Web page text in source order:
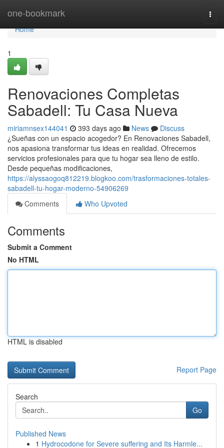
one-bookmark
Home
Home
1
Renovaciones Completas
Sabadell: Tu Casa Nueva
miriamnsex144041 393 days ago News
Discuss
¿Sueñas con un espacio acogedor? En Renovaciones Sabadell,
nos apasiona transformar tus ideas en realidad. Ofrecemos
servicios profesionales para que tu hogar sea lleno de estilo.
Desde pequeñas modificaciones,
https://alyssaogoq812219.blogkoo.com/trasformaciones-totales-
sabadell-tu-hogar-moderno-54906269
Comments
Who Upvoted
Comments
Submit a Comment
No HTML
HTML is disabled
Report Page
Search
Go
Published News
1 Hydrocodone for Severe suffering and Its Harmle...